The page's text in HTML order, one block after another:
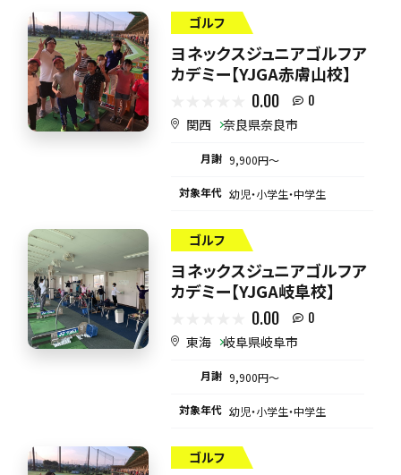
ゴルフ
ヨネックスジュニアゴルフア
カデミー【YJGA赤膚山校】
0.00 0
関西 奈良県奈良市
月謝 9,900円〜
対象年代 幼児・小学生・中学生
ゴルフ
ヨネックスジュニアゴルフア
カデミー【YJGA岐阜校】
0.00 0
東海 岐阜県岐阜市
月謝 9,900円〜
対象年代 幼児・小学生・中学生
ゴルフ